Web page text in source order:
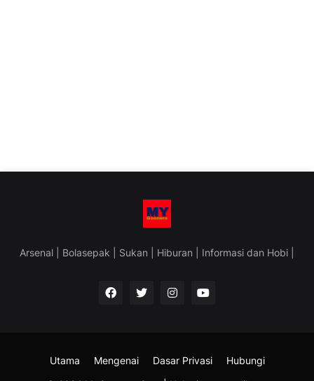
Arsenal | Bolasepak | Sukan | Hiburan | Informasi dan Hobi |
Utama Mengenai Dasar Privasi Hubungi